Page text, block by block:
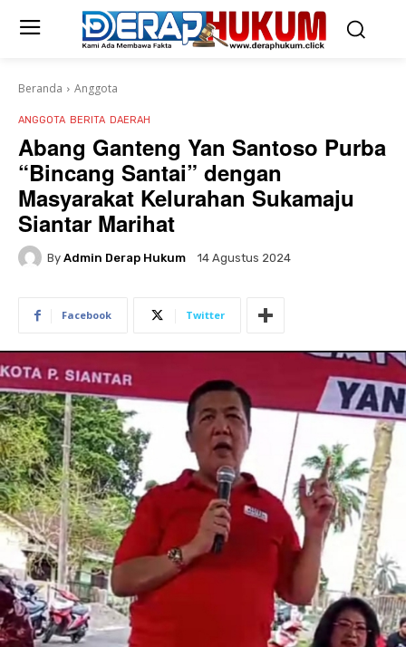
Beranda Anggota
ANGGOTA BERITA DAERAH
Abang Ganteng Yan Santoso Purba
“Bincang Santai” dengan
Masyarakat Kelurahan Sukamaju
Siantar Marihat
By Admin Derap Hukum 14 Agustus 2024
Facebook Twitter